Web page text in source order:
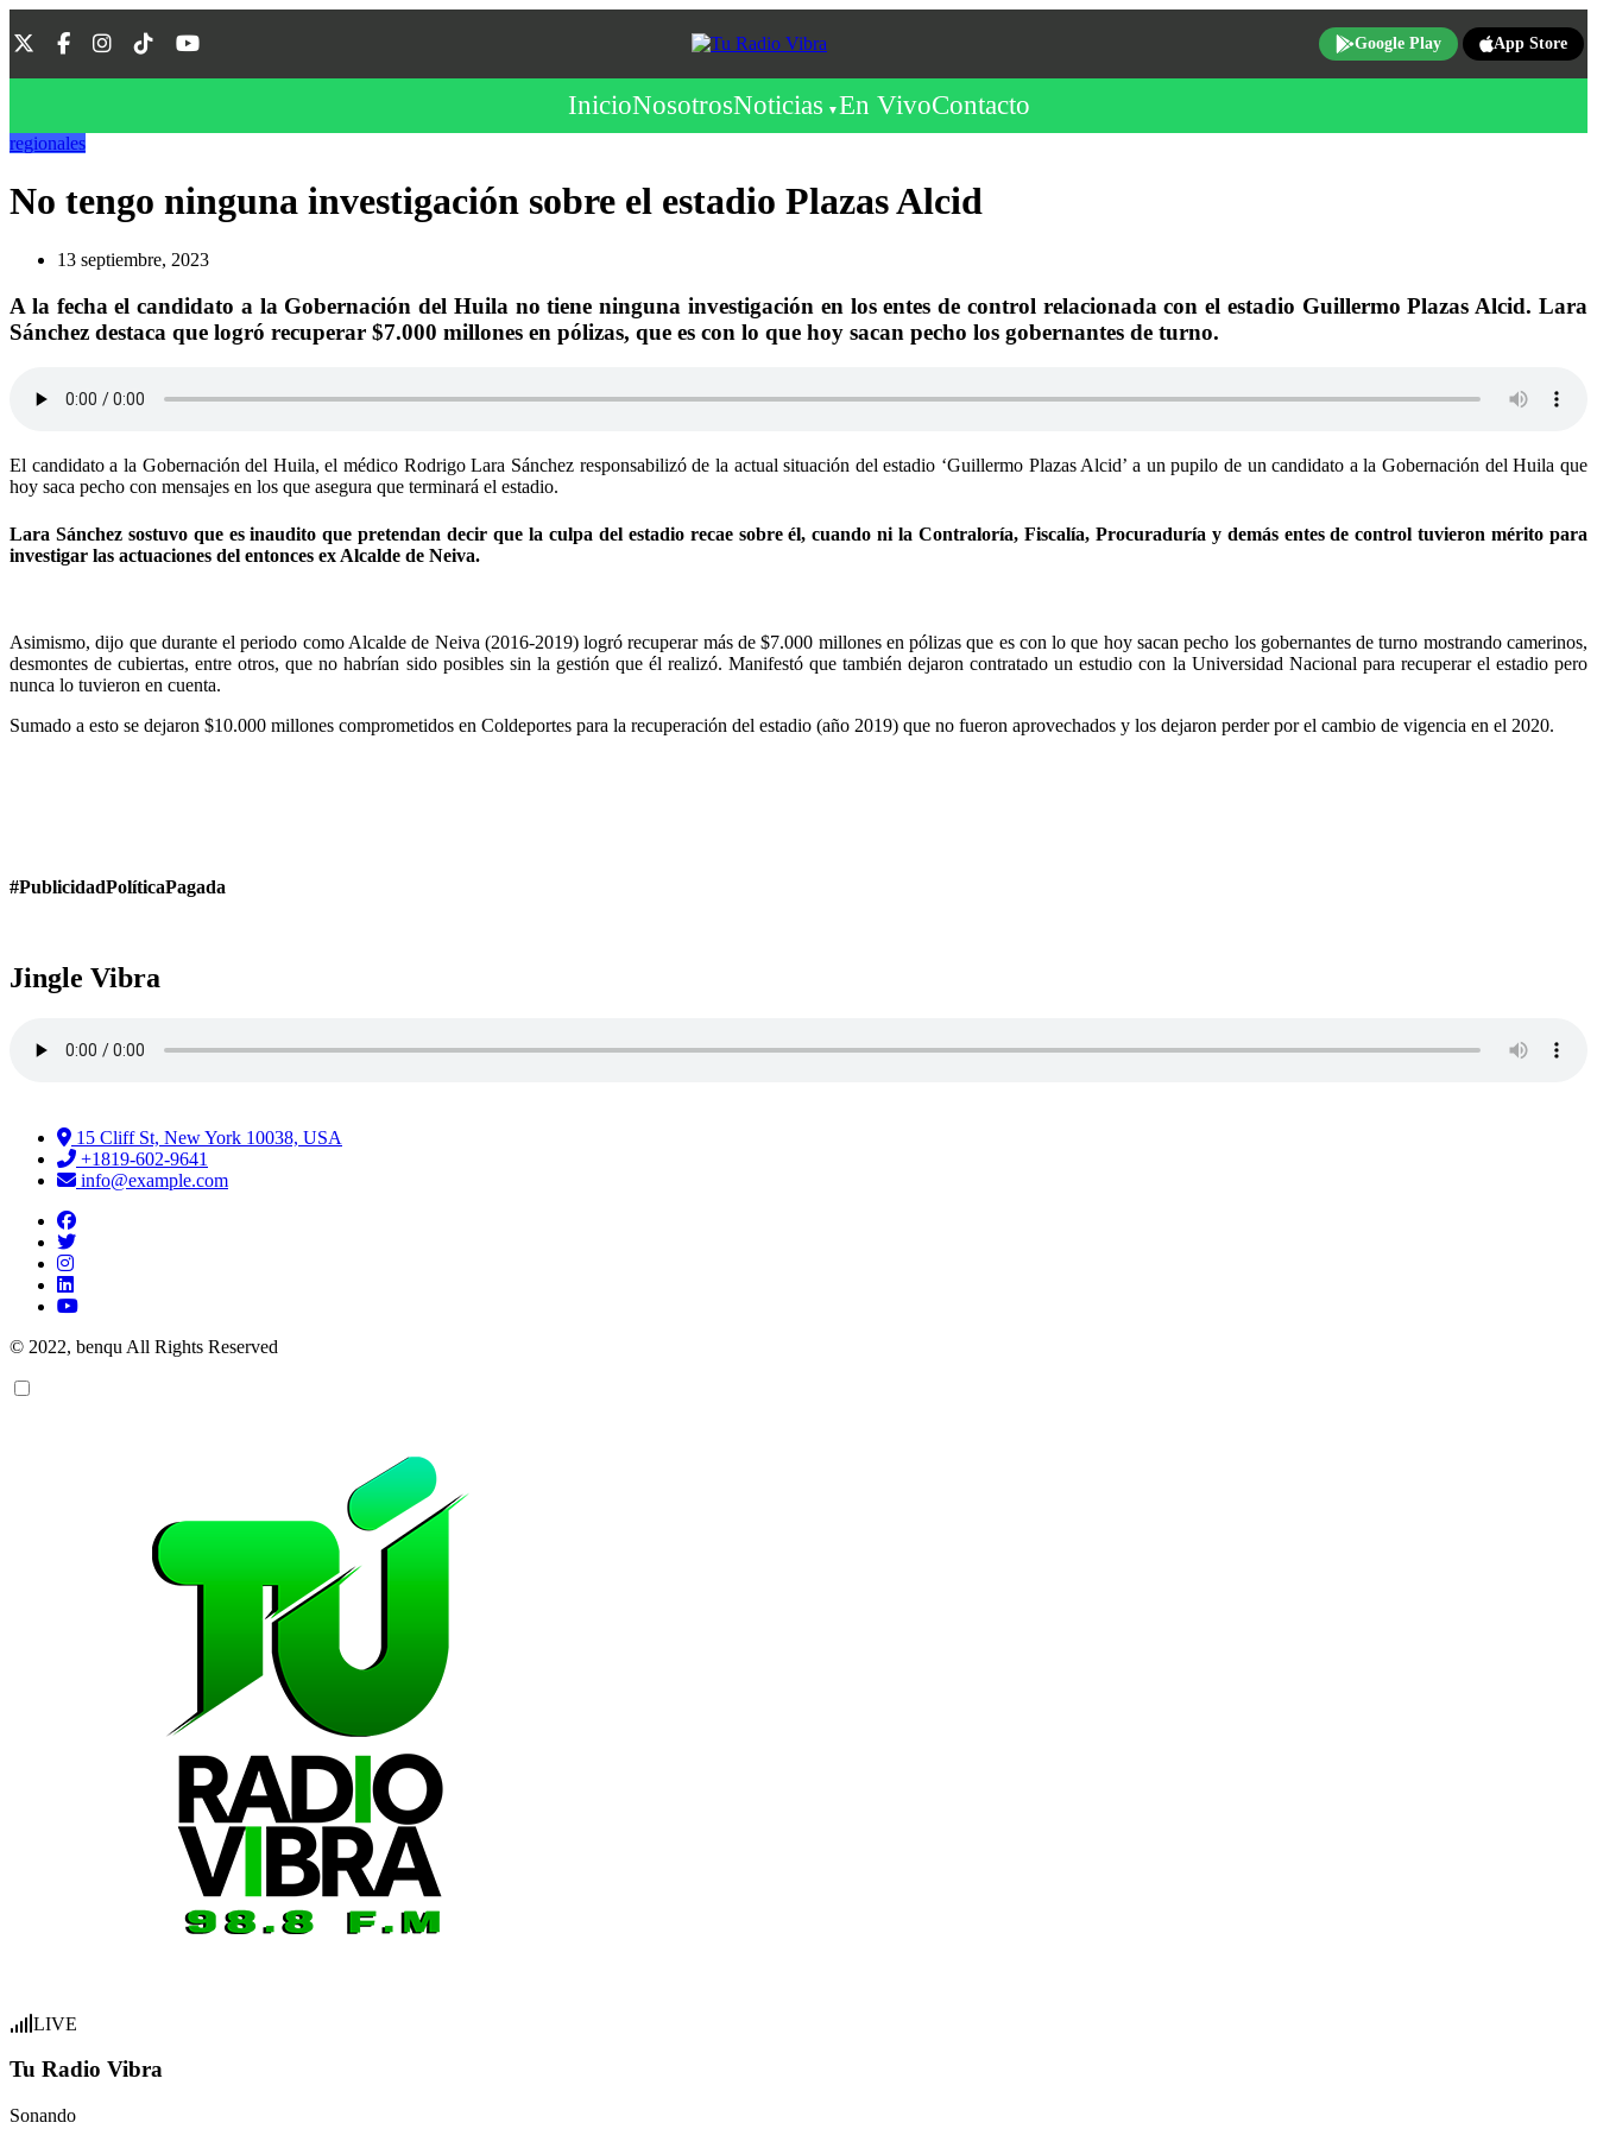
Google Play App Store
InicioNosotrosNoticias En VivoContacto
regionales
No tengo ninguna investigación sobre el estadio Plazas Alcid
13 septiembre, 2023
A la fecha el candidato a la Gobernación del Huila no tiene ninguna investigación en los entes de control relacionada con el estadio Guillermo Plazas Alcid. Lara
Sánchez destaca que logró recuperar $7.000 millones en pólizas, que es con lo que hoy sacan pecho los gobernantes de turno.
El candidato a la Gobernación del Huila, el médico Rodrigo Lara Sánchez responsabilizó de la actual situación del estadio ‘Guillermo Plazas Alcid’ a un pupilo de un candidato a la Gobernación del Huila que
hoy saca pecho con mensajes en los que asegura que terminará el estadio.
Lara Sánchez sostuvo que es inaudito que pretendan decir que la culpa del estadio recae sobre él, cuando ni la Contraloría, Fiscalía, Procuraduría y demás entes de control tuvieron mérito para
investigar las actuaciones del entonces ex Alcalde de Neiva.
Asimismo, dijo que durante el periodo como Alcalde de Neiva (2016-2019) logró recuperar más de $7.000 millones en pólizas que es con lo que hoy sacan pecho los gobernantes de turno mostrando camerinos,
desmontes de cubiertas, entre otros, que no habrían sido posibles sin la gestión que él realizó. Manifestó que también dejaron contratado un estudio con la Universidad Nacional para recuperar el estadio pero
nunca lo tuvieron en cuenta.
Sumado a esto se dejaron $10.000 millones comprometidos en Coldeportes para la recuperación del estadio (año 2019) que no fueron aprovechados y los dejaron perder por el cambio de vigencia en el 2020.
#PublicidadPolíticaPagada
Jingle Vibra
15 Cliff St, New York 10038, USA
+1819-602-9641
info@example.com
© 2022, benqu All Rights Reserved
LIVE
Tu Radio Vibra
Sonando